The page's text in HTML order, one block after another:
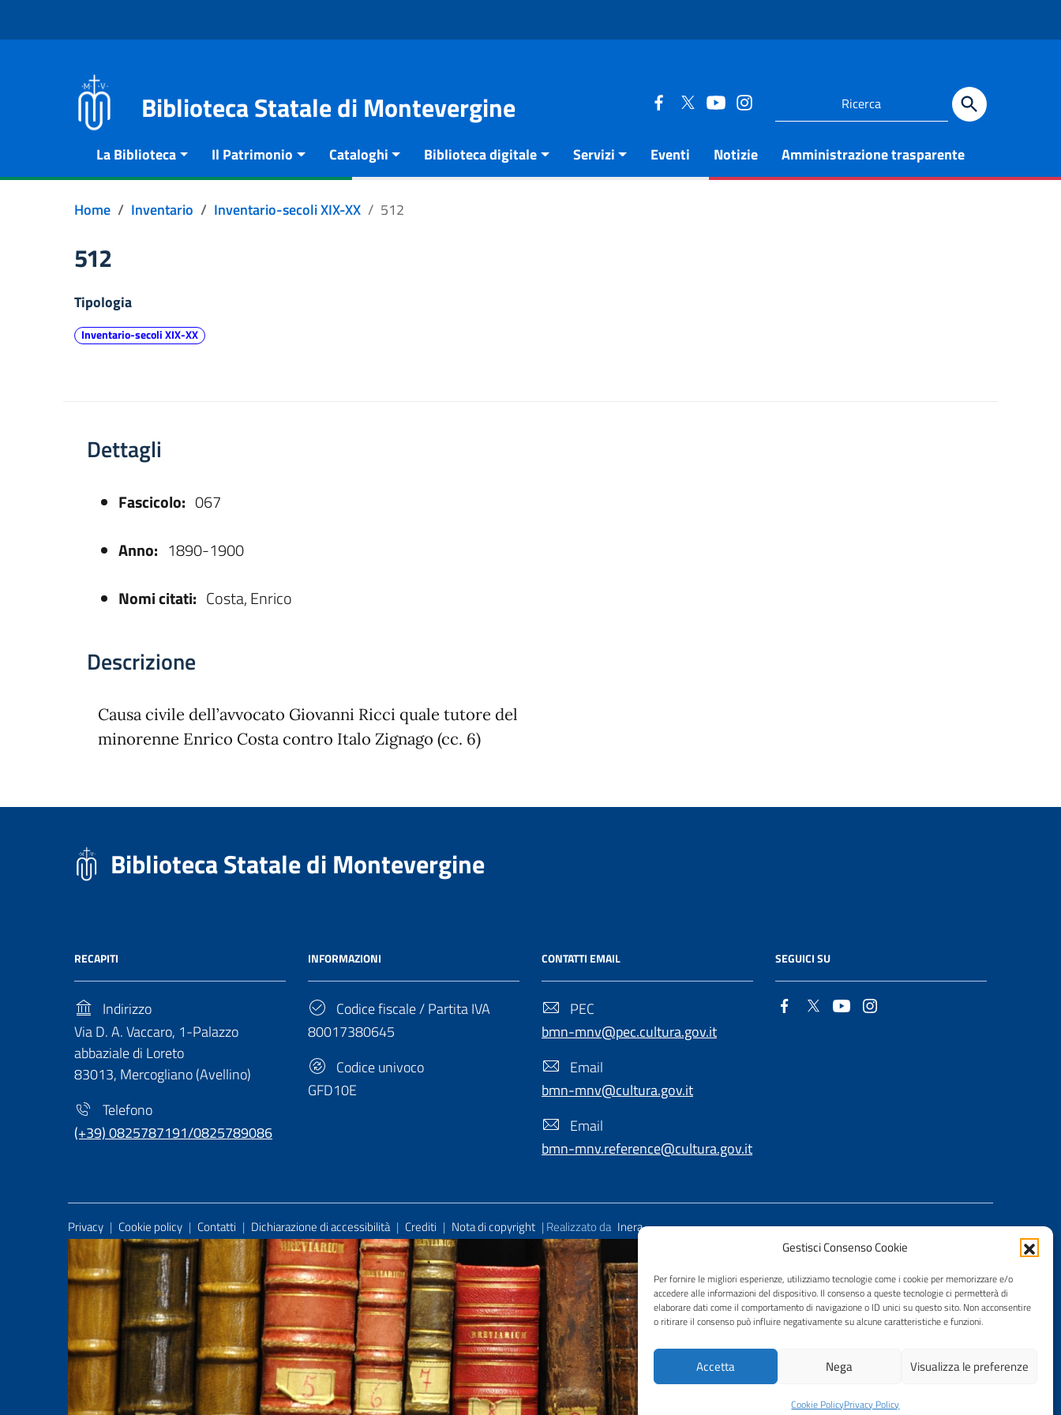
Gestisci Consenso Cookie
Per fornire le migliori esperienze, utilizziamo tecnologie come i cookie per memorizzare e/o
accedere alle informazioni del dispositivo. Il consenso a queste tecnologie ci permetterà di
elaborare dati come il comportamento di navigazione o ID unici su questo sito. Non acconsentire
o ritirare il consenso può influire negativamente su alcune caratteristiche e funzioni.
Accetta Nega Visualizza le preferenze
Cookie PolicyPrivacy Policy
Biblioteca Statale di Montevergine
La Biblioteca Il Patrimonio Cataloghi Biblioteca digitale Servizi Eventi Notizie Amministrazione trasparente
Home Inventario Inventario-secoli XIX-XX 512
512
Tipologia
Inventario-secoli XIX-XX
Dettagli
Fascicolo: 067
Anno: 1890-1900
Nomi citati: Costa, Enrico
Descrizione
Causa civile dell’avvocato Giovanni Ricci quale tutore del
minorenne Enrico Costa contro Italo Zignago (cc. 6)
Biblioteca Statale di Montevergine
RECAPITI
Indirizzo
Via D. A. Vaccaro, 1-Palazzo
abbaziale di Loreto
83013, Mercogliano (Avellino)
Telefono
(+39) 0825787191/0825789086
INFORMAZIONI
Codice fiscale / Partita IVA
80017380645
Codice univoco
GFD10E
CONTATTI EMAIL
PEC
bmn-mnv@pec.cultura.gov.it
Email
bmn-mnv@cultura.gov.it
Email
bmn-mnv.reference@cultura.gov.it
SEGUICI SU
Useful Links Section
Privacy | Cookie policy | Contatti | Dichiarazione di accessibilità | Crediti | Nota di copyright | Realizzato da Inera